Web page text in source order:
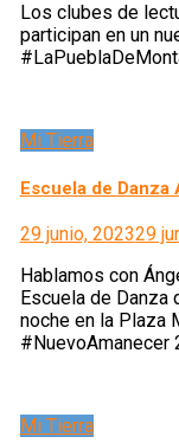
Los clubes de
participan en un
Mi Tierra
Escuela de
29 junio, 202329
Hablamos con
Escuela de Danza
noche en la Plaza
#NuevoAmanecer
Mi Tierra